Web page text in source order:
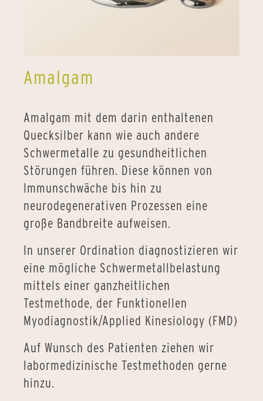
Amalgam
Amalgam mit dem darin enthaltenen
Quecksilber kann wie auch andere
Schwermetalle zu gesundheitlichen
Störungen führen. Diese können von
Immunschwäche bis hin zu
neurodegenerativen Prozessen eine
große Bandbreite aufweisen.
In unserer Ordination diagnostizieren wir
eine mögliche Schwermetallbelastung
mittels einer ganzheitlichen
Testmethode, der Funktionellen
Myodiagnostik/Applied Kinesiology (FMD)
Auf Wunsch des Patienten ziehen wir
labormedizinische Testmethoden gerne
hinzu.